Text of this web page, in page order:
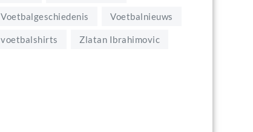
Voetbalgeschiedenis Voetbalnieuws
voetbalshirts Zlatan Ibrahimovic